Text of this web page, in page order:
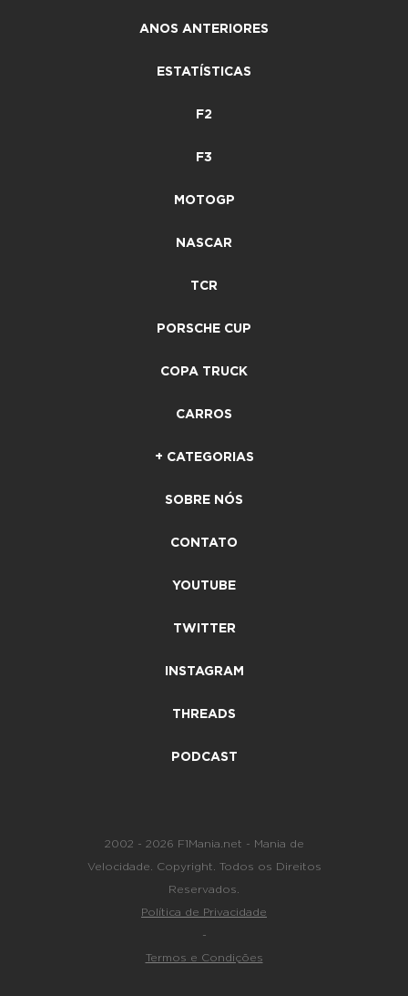
ANOS ANTERIORES
ESTATÍSTICAS
F2
F3
MOTOGP
NASCAR
TCR
PORSCHE CUP
COPA TRUCK
CARROS
+ CATEGORIAS
SOBRE NÓS
CONTATO
YOUTUBE
TWITTER
INSTAGRAM
THREADS
PODCAST
2002 - 2026 F1Mania.net - Mania de
Velocidade. Copyright. Todos os Direitos
Reservados.
Política de Privacidade
-
Termos e Condições